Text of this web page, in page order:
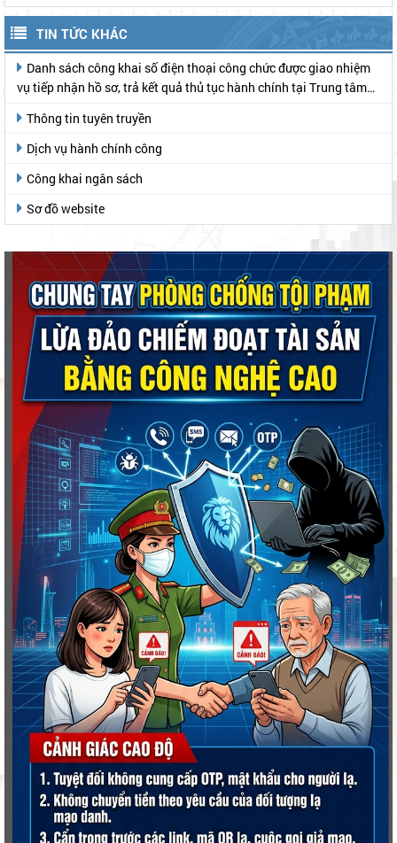
TIN TỨC KHÁC
vụ tiếp nhận hồ sơ, trả kết quả thủ tục hành chính tại Trung tâm
Thông tin tuyên truyền
Dịch vụ hành chính công
Công khai ngân sách
Sơ đồ website